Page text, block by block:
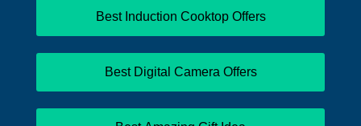
Best Induction Cooktop Offers
Best Digital Camera Offers